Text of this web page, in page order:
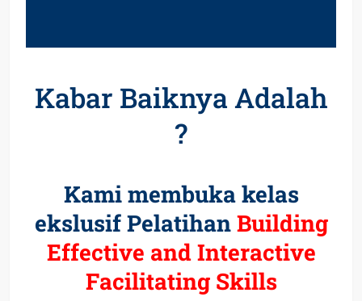
Kabar Baiknya Adalah
?
Kami membuka kelas
ekslusif PelatihanBuilding
Effective and Interactive
Facilitating Skills